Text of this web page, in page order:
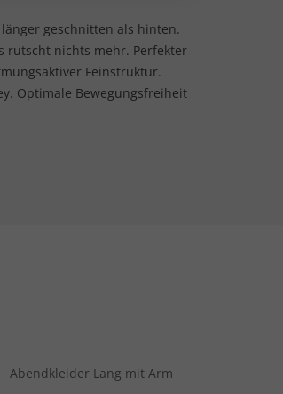
länger geschnitten als hinten.
rutscht nichts mehr. Perfekter
Feinstruktur.
Optimale Bewegungsfreiheit
Abendkleider Lang mit Arm